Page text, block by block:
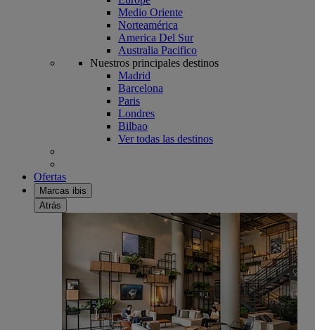
Medio Oriente
Norteamérica
America Del Sur
Australia Pacifico
Nuestros principales destinos
Madrid
Barcelona
Paris
Londres
Bilbao
Ver todas las destinos
Ofertas
Marcas ibis
Atrás